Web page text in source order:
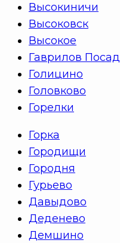
Высокиничи
Высоковск
Высокое
Гаврилов Посад
Голицино
Головково
Горелки
Горка
Городищи
Городня
Гурьево
Давыдово
Деденево
Демшино